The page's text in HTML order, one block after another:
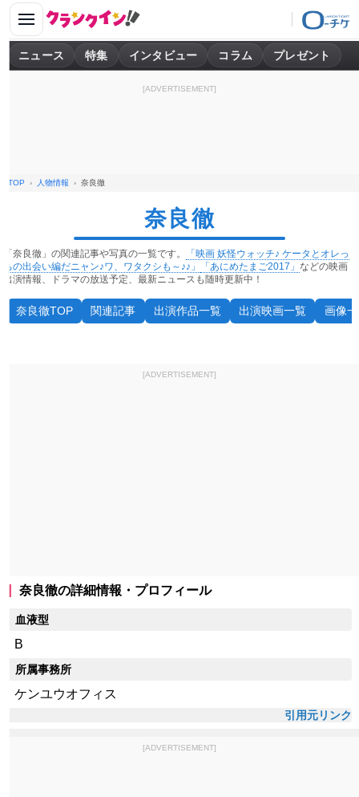
ニュース 特集 インタビュー コラム プレゼント
[ADVERTISEMENT]
TOP 人物情報 奈良徹
奈良徹
「奈良徹」の関連記事や写真の一覧です。
「映画 妖怪ウォッチ♪ ケータとオレっ
ちの出会い編だニャン♪ワ、ワタクシも～♪♪」
「あにめたまご2017」 などの映画
出演情報、ドラマの放送予定、最新ニュースも随時更新中！
奈良徹TOP 関連記事 出演作品一覧 出演映画一覧 画像
[ADVERTISEMENT]
奈良徹の詳細情報・プロフィール
血液型
B
所属事務所
ケンユウオフィス
引用元リンク
[ADVERTISEMENT]